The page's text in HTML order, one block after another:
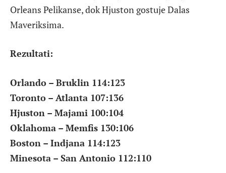
Orleans Pelikanse, dok Hjuston gostuje Dalas
Maveriksima.
Rezultati:
Orlando – Bruklin 114:123
Toronto – Atlanta 107:136
Hjuston – Majami 100:104
Oklahoma – Memfis 130:106
Boston – Indjana 114:123
Minesota – San Antonio 112:110